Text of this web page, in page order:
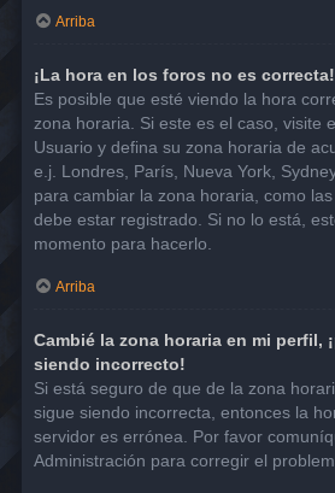
Arriba
¡La hora en los foros no es correcta!
Es posible que esté viendo la hora
zona horaria. Si este es el caso, visite
Usuario y defina su zona horaria de
e.j. Londres, París, Nueva York,
para cambiar la zona horaria, como
debe estar registrado. Si no lo está,
momento para hacerlo.
Arriba
Cambié la zona horaria en mi perfil,
siendo incorrecto!
Si está seguro de que de la zona
sigue siendo incorrecta, entonces la
servidor es errónea. Por favor
Administración para corregir el